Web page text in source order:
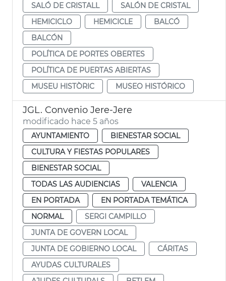
SALÓ DE CRISTALL
SALÓN DE CRISTAL
HEMICICLO
HEMICICLE
BALCÓ
BALCÓN
POLÍTICA DE PORTES OBERTES
POLÍTICA DE PUERTAS ABIERTAS
MUSEU HISTÒRIC
MUSEO HISTÓRICO
JGL. Convenio Jere-Jere
modificado hace 5 años
AYUNTAMIENTO
BIENESTAR SOCIAL
CULTURA Y FIESTAS POPULARES
BIENESTAR SOCIAL
TODAS LAS AUDIENCIAS
VALENCIA
EN PORTADA
EN PORTADA TEMÁTICA
NORMAL
SERGI CAMPILLO
JUNTA DE GOVERN LOCAL
JUNTA DE GOBIERNO LOCAL
CÁRITAS
AYUDAS CULTURALES